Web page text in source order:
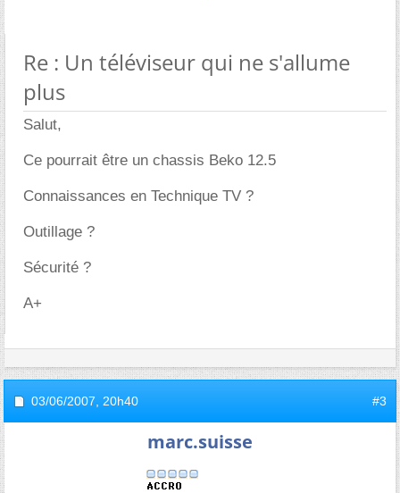
Re : Un téléviseur qui ne s'allume
plus
Salut,
Ce pourrait être un chassis Beko 12.5
Connaissances en Technique TV ?
Outillage ?
Sécurité ?
A+
03/06/2007, 20h40 #3
marc.suisse